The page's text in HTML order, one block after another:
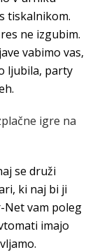
tiskalnikom.
ne izgubim.
vabimo vas,
ljubila, party
igre na
se druži
ki naj bi ji
Net vam poleg
imajo